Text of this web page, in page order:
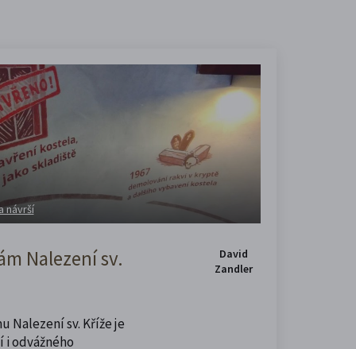
návrší
Nalezení sv.
Nalezení sv. Kříže je
odvážného
David
Zandler